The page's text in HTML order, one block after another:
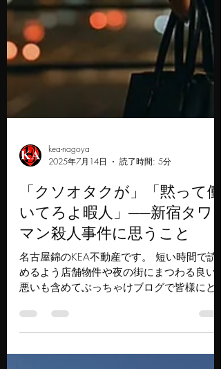
kea-nagoya
2025年7月14日
読了時間: 5分
「クソオタクが」「黙って働
いてろよ暇人」──新宿タワ
マン殺人事件に思うこと